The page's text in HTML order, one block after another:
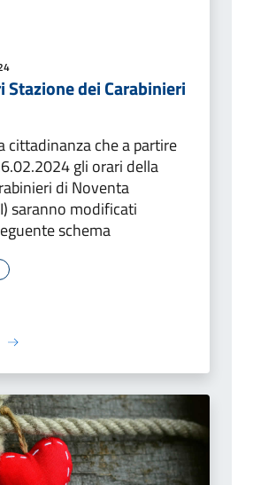
Stazione dei Carabinieri
cittadinanza che a partire
gli orari della
di Noventa
saranno modificati
schema